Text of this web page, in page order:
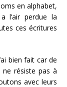
en alphabet,
l’air perdue la
ces écritures
bien fait car de
ne résiste pas à
avec leurs